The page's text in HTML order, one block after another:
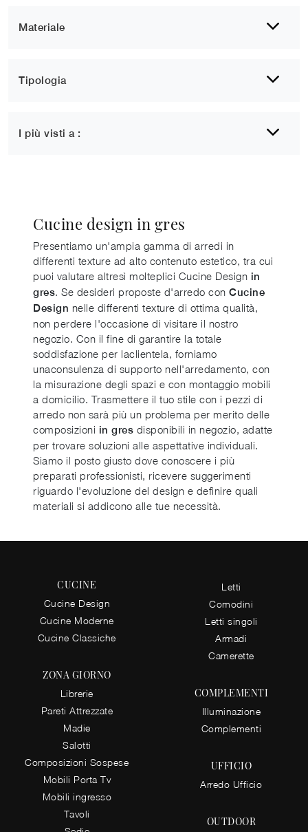
Materiale
Tipologia
I più visti a :
Cucine design in gres
Presentiamo un'ampia gamma di arredi in
differenti texture ad alto contenuto estetico, tra cui
puoi valutare altresì molteplici Cucine Design in
gres. Se desideri proposte d'arredo con Cucine
Design nelle differenti texture di ottima qualità,
non perdere l'occasione di visitare il nostro
negozio. Con il fine di garantire la totale
soddisfazione per laclientela, forniamo
unaconsulenza di supporto nell'arredamento, con
la misurazione degli spazi e con montaggio mobili
a domicilio. Trasmettere il tuo stile con i pezzi di
arredo non sarà più un problema per merito delle
composizioni in gres disponibili in negozio, adatte
per trovare soluzioni alle aspettative individuali.
Siamo il posto giusto dove conoscere i più
preparati professionisti, ricevere suggerimenti
riguardo l'evoluzione del design e definire quali
materiali si addicono alle tue necessità.
CUCINE
Cucine Design
Cucine Moderne
Cucine Classiche
ZONA GIORNO
Librerie
Pareti Attrezzate
Madie
Salotti
Composizioni Sospese
Mobili Porta Tv
Mobili ingresso
Tavoli
Letti
Comodini
Letti singoli
Armadi
Camerette
COMPLEMENTI
Illuminazione
Complementi
UFFICIO
Arredo Ufficio
OUTDOOR